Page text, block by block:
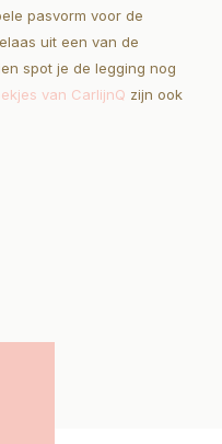
pasvorm voor de
uit een van de
spot je de legging nog
van CarlijnQ zijn ook